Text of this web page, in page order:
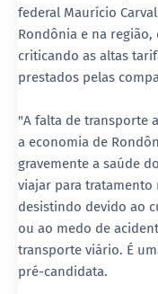
federal Maurício
Rondônia e na
criticando as altas
prestados pelas
"A falta de transporte
a economia de
gravemente a saúde
viajar para tratamento
desistindo devido ao
ou ao medo de
transporte viário. É
pré-candidata.